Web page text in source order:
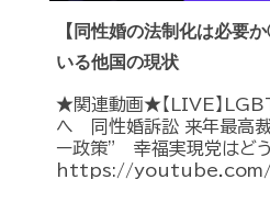
【同性婚の法制化は必要
いる他国の現状
★関連動画★【LIVE】
へ 同性婚訴訟 来年最高
ー政策” 幸福実現党はど
https://